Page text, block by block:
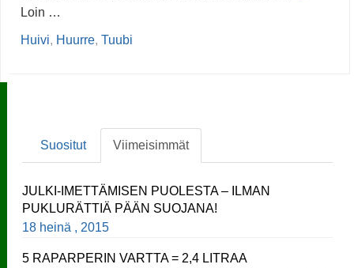
Loin …
Huivi, Huurre, Tuubi
Suositut Viimeisimmät
JULKI-IMETTÄMISEN PUOLESTA – ILMAN
PUKLURÄTTIÄ PÄÄN SUOJANA!
18 heinä , 2015
5 RAPARPERIN VARTTA = 2,4 LITRAA